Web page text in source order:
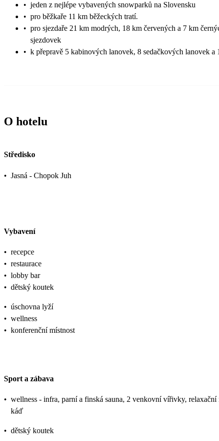
• jeden z nejlépe vybavených snowparků na Slovensku
• pro běžkaře 11 km běžeckých tratí.
• pro sjezdaře 21 km modrých, 18 km červených a 7 km
sjezdovek
• k přepravě 5 kabinových lanovek, 8 sedačkových lanovek a
O hotelu
Středisko
• Jasná - Chopok Juh
Vybavení
• recepce
• restaurace
• lobby bar
• dětský koutek
• úschovna lyží
• wellness
• konferenční místnost
Sport a zábava
• wellness - infra, parní a finská sauna, 2 venkovní vířivky, relaxační
káď
• dětský koutek